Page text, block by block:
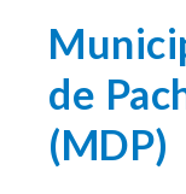
de
(MDP)